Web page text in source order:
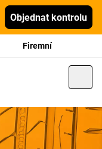
Objednat kontrolu
Firemní